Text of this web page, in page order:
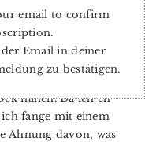
dem Blog
Charise
Ich musste
Das perfekte
die noch nie zum
ich ein wenig
nähen. Da ich eh
fange mit einem
Ahnung davon, was
email to confirm
Email in deiner
zu bestätigen.